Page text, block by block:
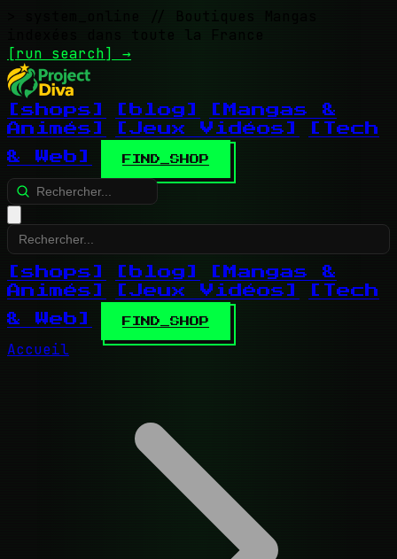
// Boutiques Mangas
indexées dans toute la France
[run search] →
[shops] [blog]
[Mangas &
Animés]
[Jeux Vidéos]
[Tech
& Web]
FIND_SHOP
[shops] [blog]
[Mangas &
Animés]
[Jeux Vidéos]
[Tech
& Web]
FIND_SHOP
Accueil